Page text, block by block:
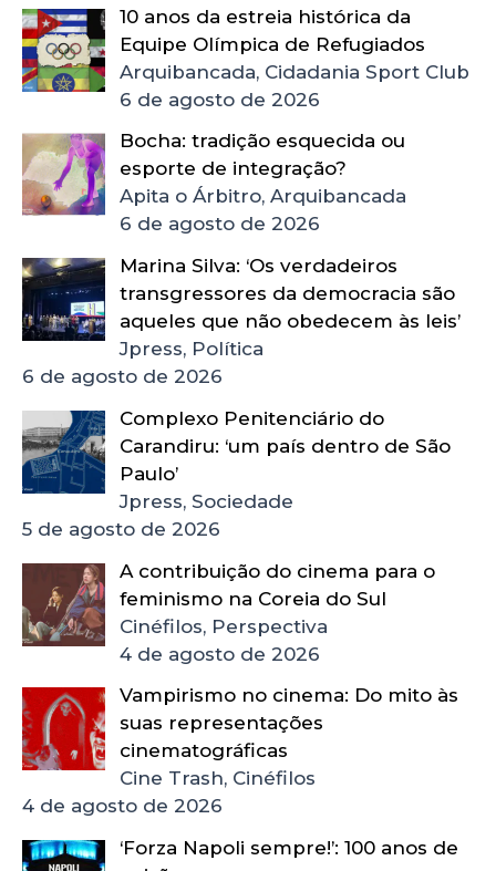
10 anos da estreia histórica da
Equipe Olímpica de Refugiados
Arquibancada, Cidadania Sport Club
6 de agosto de 2026
Bocha: tradição esquecida ou
esporte de integração?
Apita o Árbitro, Arquibancada
6 de agosto de 2026
Marina Silva: ‘Os verdadeiros
transgressores da democracia são
aqueles que não obedecem às leis’
Jpress, Política
6 de agosto de 2026
Complexo Penitenciário do
Carandiru: ‘um país dentro de São
Paulo’
Jpress, Sociedade
5 de agosto de 2026
A contribuição do cinema para o
feminismo na Coreia do Sul
Cinéfilos, Perspectiva
4 de agosto de 2026
Vampirismo no cinema: Do mito às
suas representações
cinematográficas
Cine Trash, Cinéfilos
4 de agosto de 2026
‘Forza Napoli sempre!’: 100 anos de